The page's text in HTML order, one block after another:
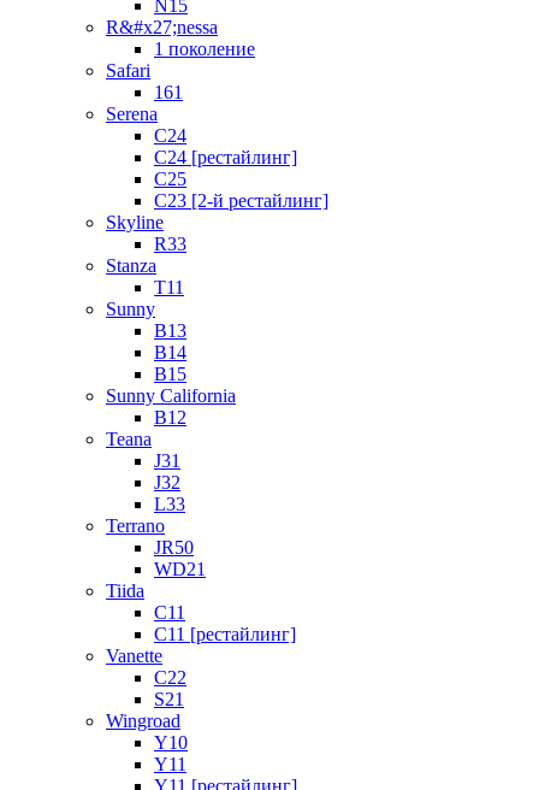
N15
R&#x27;nessa
1 поколение
Safari
161
Serena
C24
C24 [рестайлинг]
C25
С23 [2-й рестайлинг]
Skyline
R33
Stanza
T11
Sunny
B13
B14
B15
Sunny California
B12
Teana
J31
J32
L33
Terrano
JR50
WD21
Tiida
C11
C11 [рестайлинг]
Vanette
C22
S21
Wingroad
Y10
Y11
Y11 [рестайлинг]